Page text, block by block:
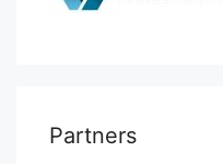
Partners